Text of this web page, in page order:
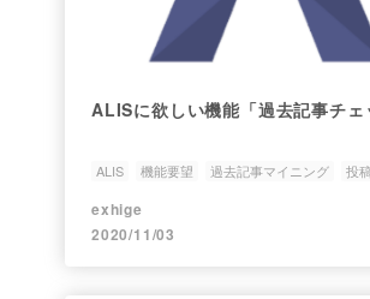
ALISに欲しい機能「過去記事チェ
ALIS 機能要望 過去記事マイニング 投
exhige
2020/11/03